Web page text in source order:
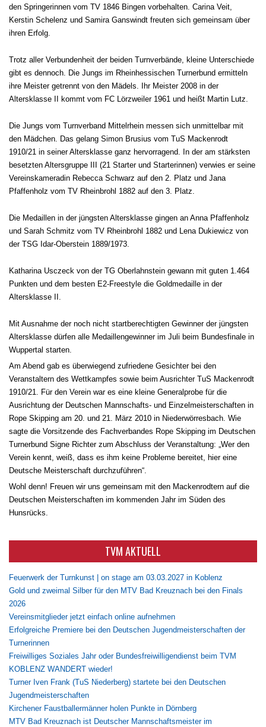
den Springerinnen vom TV 1846 Bingen vorbehalten. Carina Veit,
Kerstin Schelenz und Samira Ganswindt freuten sich gemeinsam über
ihren Erfolg.
Trotz aller Verbundenheit der beiden Turnverbände, kleine Unterschiede
gibt es dennoch. Die Jungs im Rheinhessischen Turnerbund ermitteln
ihre Meister getrennt von den Mädels. Ihr Meister 2008 in der
Altersklasse II kommt vom FC Lörzweiler 1961 und heißt Martin Lutz.
Die Jungs vom Turnverband Mittelrhein messen sich unmittelbar mit
den Mädchen. Das gelang Simon Brusius vom TuS Mackenrodt
1910/21 in seiner Altersklasse ganz hervorragend. In der am stärksten
besetzten Altersgruppe III (21 Starter und Starterinnen) verwies er seine
Vereinskameradin Rebecca Schwarz auf den 2. Platz und Jana
Pfaffenholz vom TV Rheinbrohl 1882 auf den 3. Platz.
Die Medaillen in der jüngsten Altersklasse gingen an Anna Pfaffenholz
und Sarah Schmitz vom TV Rheinbrohl 1882 und Lena Dukiewicz von
der TSG Idar-Oberstein 1889/1973.
Katharina Usczeck von der TG Oberlahnstein gewann mit guten 1.464
Punkten und dem besten E2-Freestyle die Goldmedaille in der
Altersklasse II.
Mit Ausnahme der noch nicht startberechtigten Gewinner der jüngsten
Altersklasse dürfen alle Medaillengewinner im Juli beim Bundesfinale in
Wuppertal starten.
Am Abend gab es überwiegend zufriedene Gesichter bei den
Veranstaltern des Wettkampfes sowie beim Ausrichter TuS Mackenrodt
1910/21. Für den Verein war es eine kleine Generalprobe für die
Ausrichtung der Deutschen Mannschafts- und Einzelmeisterschaften in
Rope Skipping am 20. und 21. März 2010 in Niederwörresbach. Wie
sagte die Vorsitzende des Fachverbandes Rope Skipping im Deutschen
Turnerbund Signe Richter zum Abschluss der Veranstaltung: „Wer den
Verein kennt, weiß, dass es ihm keine Probleme bereitet, hier eine
Deutsche Meisterschaft durchzuführen“.
Wohl denn! Freuen wir uns gemeinsam mit den Mackenrodtern auf die
Deutschen Meisterschaften im kommenden Jahr im Süden des
Hunsrücks.
TVM AKTUELL
Feuerwerk der Turnkunst | on stage am 03.03.2027 in Koblenz
Gold und zweimal Silber für den MTV Bad Kreuznach bei den Finals
2026
Vereinsmitglieder jetzt einfach online aufnehmen
Erfolgreiche Premiere bei den Deutschen Jugendmeisterschaften der
Turnerinnen
Freiwilliges Soziales Jahr oder Bundesfreiwilligendienst beim TVM
KOBLENZ WANDERT wieder!
Turner Iven Frank (TuS Niederberg) startete bei den Deutschen
Jugendmeisterschaften
Kirchener Faustballermänner holen Punkte in Dörnberg
MTV Bad Kreuznach ist Deutscher Mannschaftsmeister im